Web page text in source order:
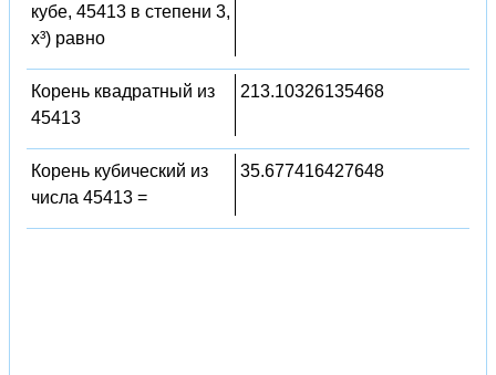
кубе, 45413 в степени 3,
x³) равно
Корень квадратный из
45413
213.10326135468
Корень кубический из
числа 45413 =
35.677416427648